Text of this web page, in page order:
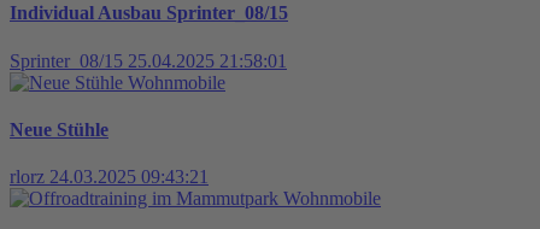
Individual Ausbau Sprinter_08/15
Sprinter_08/15 25.04.2025 21:58:01
Wohnmobile
Neue Stühle
rlorz 24.03.2025 09:43:21
Wohnmobile